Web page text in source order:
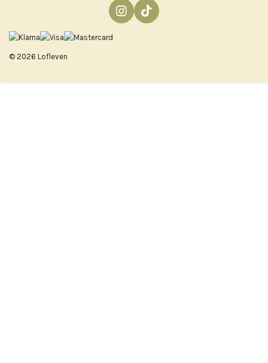
I
n
r
T
i
© 2026 Lofleven